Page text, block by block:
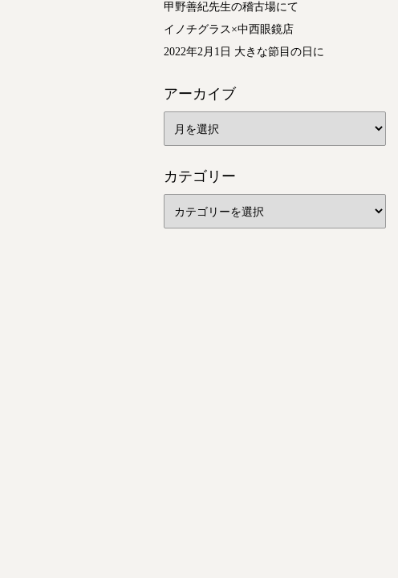
甲野善紀先生の稽古場にて
イノチグラス×中西眼鏡店
2022年2月1日 大きな節目の日に
アーカイブ
カテゴリー